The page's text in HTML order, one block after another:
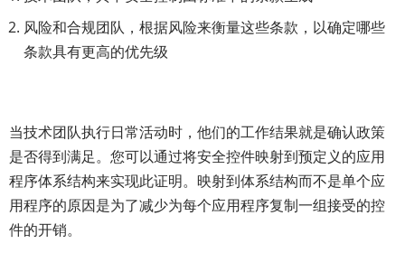
风险和合规团队，根据风险来衡量这些条款，以确定哪些
条款具有更高的优先级
当技术团队执行日常活动时，他们的工作结果就是确认政策
是否得到满足。您可以通过将安全控件映射到预定义的应用
程序体系结构来实现此证明。映射到体系结构而不是单个应
用程序的原因是为了减少为每个应用程序复制一组接受的控
件的开销。